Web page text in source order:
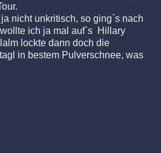
nicht unkritisch, so ging`s nach
ich ja mal auf`s Hillary
lockte dann doch die
in bestem Pulverschnee, was